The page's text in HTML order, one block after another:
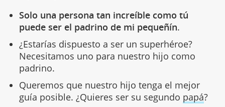
Solo una persona tan increíble como tú
puede ser el padrino de mi pequeñín.
¿Estarías dispuesto a ser un superhéroe?
Necesitamos uno para nuestro hijo como
padrino.
Queremos que nuestro hijo tenga el mejor
guía posible. ¿Quieres ser su segundo papá?